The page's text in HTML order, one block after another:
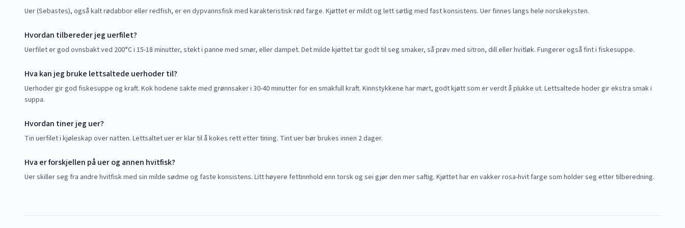
Uer (Sebastes), også kalt rødabbor eller redfish, er en dypvannsfisk med karakteristisk rød farge. Kjøttet er mildt og lett søtlig med fast konsistens. Uer finnes langs hele norskekysten.
Hvordan tilbereder jeg uerfilet?
Uerfilet er god ovnsbakt ved 200°C i 15-18 minutter, stekt i panne med smør, eller dampet. Det milde kjøttet tar godt til seg smaker, så prøv med sitron, dill eller hvitløk. Fungerer også fint i fiskesuppe.
Hva kan jeg bruke lettsaltede uerhoder til?
Uerhoder gir god fiskesuppe og kraft. Kok hodene sakte med grønnsaker i 30-40 minutter for en smakfull kraft. Kinnstykkene har mørt, godt kjøtt som er verdt å plukke ut. Lettsaltede hoder gir ekstra smak i
suppa.
Hvordan tiner jeg uer?
Tin uerfilet i kjøleskap over natten. Lettsaltet uer er klar til å kokes rett etter tining. Tint uer bør brukes innen 2 dager.
Hva er forskjellen på uer og annen hvitfisk?
Uer skiller seg fra andre hvitfisk med sin milde sødme og faste konsistens. Litt høyere fettinnhold enn torsk og sei gjør den mer saftig. Kjøttet har en vakker rosa-hvit farge som holder seg etter tilberedning.